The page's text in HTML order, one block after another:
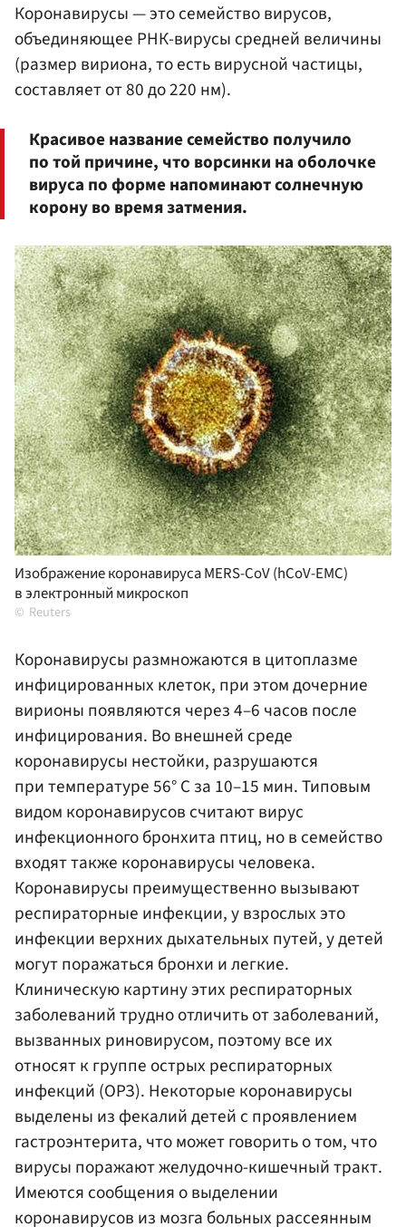
Коронавирусы — это семейство вирусов,
объединяющее РНК-вирусы средней величины
(размер вириона, то есть вирусной частицы,
составляет от 80 до 220 нм).
Красивое название семейство получило
по той причине, что ворсинки на оболочке
вируса по форме напоминают солнечную
корону во время затмения.
Изображение коронавируса MERS-CoV (hCoV-EMC)
в электронный микроскоп
Reuters
Коронавирусы размножаются в цитоплазме
инфицированных клеток, при этом дочерние
вирионы появляются через 4–6 часов после
инфицирования. Во внешней среде
коронавирусы нестойки, разрушаются
при температуре 56° С за 10–15 мин. Типовым
видом коронавирусов считают вирус
инфекционного бронхита птиц, но в семейство
входят также коронавирусы человека.
Коронавирусы преимущественно вызывают
респираторные инфекции, у взрослых это
инфекции верхних дыхательных путей, у детей
могут поражаться бронхи и легкие.
Клиническую картину этих респираторных
заболеваний трудно отличить от заболеваний,
вызванных риновирусом, поэтому все их
относят к группе острых респираторных
инфекций (ОРЗ). Некоторые коронавирусы
выделены из фекалий детей с проявлением
гастроэнтерита, что может говорить о том, что
вирусы поражают желудочно-кишечный тракт.
Имеются сообщения о выделении
коронавирусов из мозга больных рассеянным